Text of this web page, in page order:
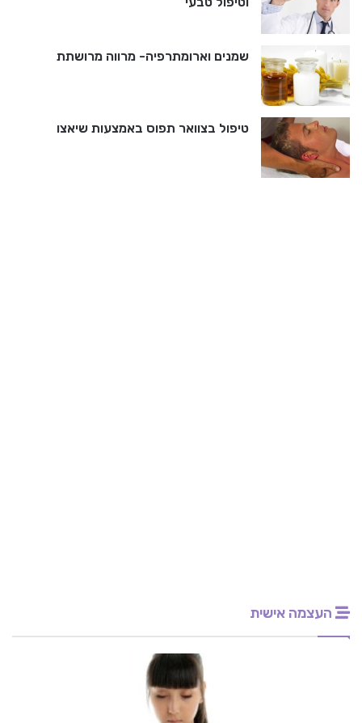
שמנים וארומתרפיה- מרווה מרושתת
טיפול בצוואר תפוס באמצעות שיאצו
העצמה אישית